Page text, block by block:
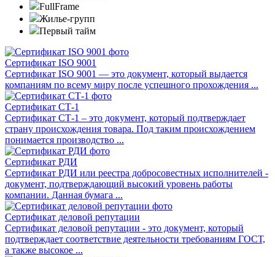
FullFrame
Жилье-групп
Первый тайм
Сертификат ISO 9001
Сертификат ISO 9001 — это документ, который выдается
компаниям по всему миру после успешного прохождения ...
Сертификат СТ-1
Сертификат СТ-1 – это документ, который подтверждает
страну происхождения товара. Под таким происхождением
понимается производство ...
Сертификат РДИ
Сертификат РДИ или реестра добросовестных исполнителей -
документ, подтверждающий высокий уровень работы
компании. Данная бумага ...
Сертификат деловой репутации
Сертификат деловой репутации - это документ, который
подтверждает соответствие деятельности требованиям ГОСТ,
а также высокое ...